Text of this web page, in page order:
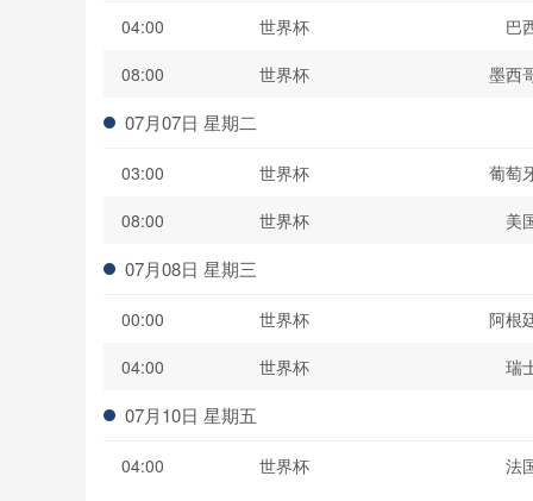
04:00 世界杯
巴
08:00
世界杯 墨西
07月07日 星期二
03:00 世界杯
葡萄
08:00
世界杯 美
07月08日 星期三
00:00 世界杯
阿根
04:00
世界杯 瑞
07月10日 星期五
04:00 世界杯 法